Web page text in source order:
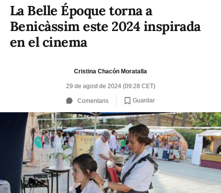
La Belle Époque torna a
Benicàssim este 2024 inspirada
en el cinema
Cristina Chacón Moratalla
29 de agost de 2024 (09:28 CET)
Comentaris Guardar